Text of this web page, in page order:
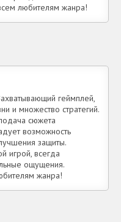
любителям жанра!
геймплей,
и множество стратегий.
сюжета
возможность
защиты.
игрой, всегда
ощущения.
жанра!